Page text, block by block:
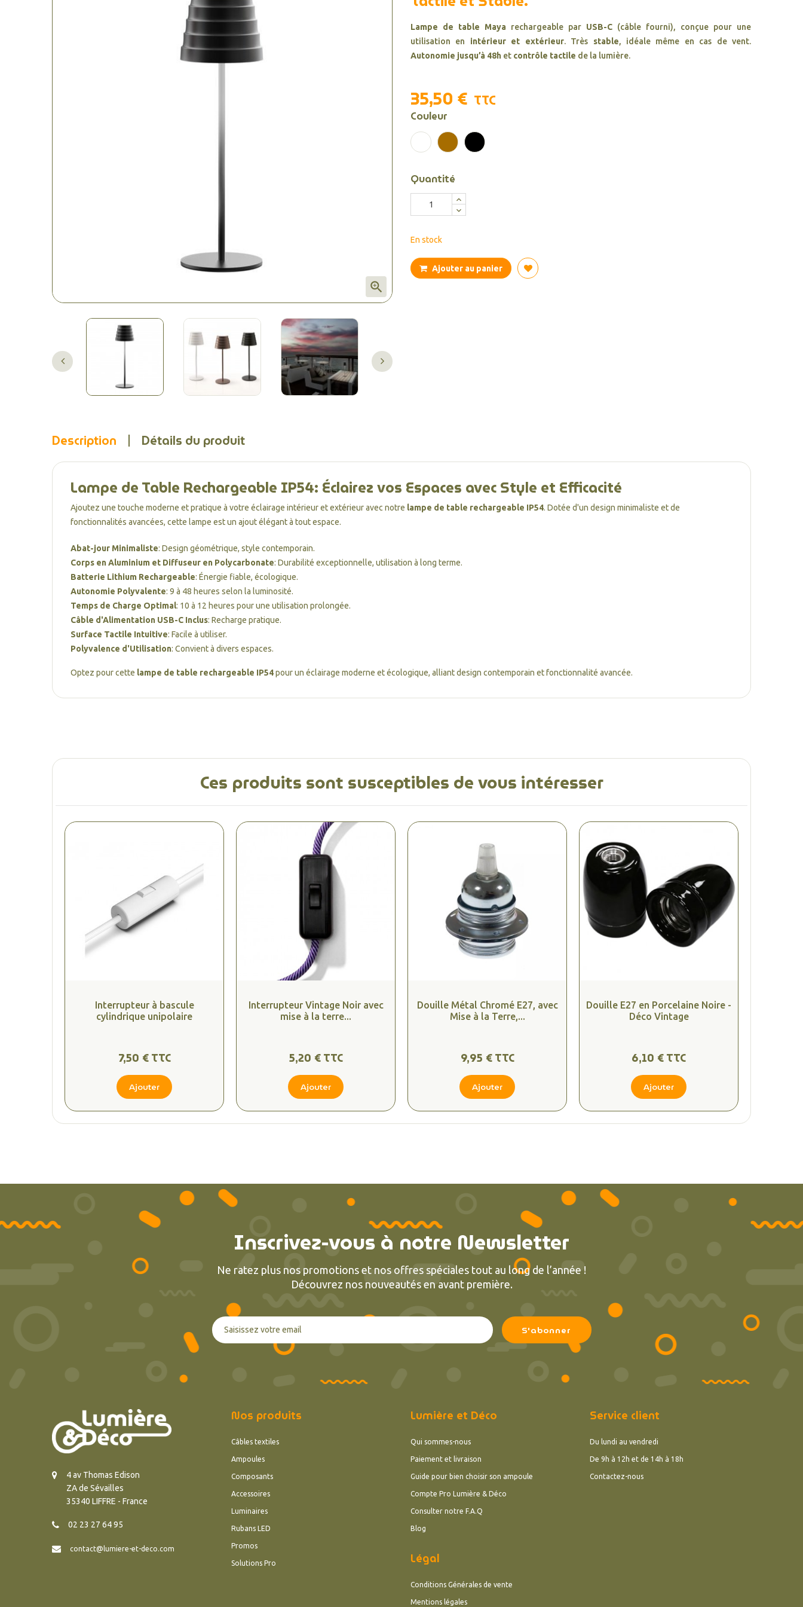

Lampe de table Maya rechargeable par USB-C (câble fourni), conçue pour une
utilisation en intérieur et extérieur. Très stable, idéale même en cas de vent.
Autonomie jusqu’à 48h et contrôle tactile de la lumière.
35,50 € TTC
Couleur
Blanc CognacNoir
Quantité
En stock
Ajouter au panier
Description Détails du produit
Lampe de Table Rechargeable IP54: Éclairez vos Espaces avec Style et Efficacité
Ajoutez une touche moderne et pratique à votre éclairage intérieur et extérieur avec notre lampe de table rechargeable IP54. Dotée d'un design minimaliste et de
fonctionnalités avancées, cette lampe est un ajout élégant à tout espace.
Abat-jour Minimaliste: Design géométrique, style contemporain.
Corps en Aluminium et Diffuseur en Polycarbonate: Durabilité exceptionnelle, utilisation à long terme.
Batterie Lithium Rechargeable: Énergie fiable, écologique.
Autonomie Polyvalente: 9 à 48 heures selon la luminosité.
Temps de Charge Optimal: 10 à 12 heures pour une utilisation prolongée.
Câble d'Alimentation USB-C Inclus: Recharge pratique.
Surface Tactile Intuitive: Facile à utiliser.
Polyvalence d'Utilisation: Convient à divers espaces.
Optez pour cette lampe de table rechargeable IP54pour un éclairage moderne et écologique, alliant design contemporain et fonctionnalité avancée.
Ces produits sont susceptibles de vous intéresser
Interrupteur à bascule
cylindrique unipolaire
7,50 € TTC
Ajouter
Interrupteur Vintage Noir avec
mise à la terre...
5,20 € TTC
Ajouter
Douille Métal Chromé E27, avec
Mise à la Terre,...
9,95 € TTC
Ajouter
Douille E27 en Porcelaine Noire -
Déco Vintage
6,10 € TTC
Ajouter
Inscrivez-vous à notre Newsletter
Ne ratez plus nos promotions et nos offres spéciales tout au long de l’année !
Découvrez nos nouveautés en avant première.
4 av Thomas Edison
ZA de Sévailles
35340 LIFFRE - France
02 23 27 64 95
contact@lumiere-et-deco.com
Nos produits
Câbles textiles
Ampoules
Composants
Accessoires
Luminaires
Rubans LED
Promos
Solutions Pro
Lumière et Déco
Qui sommes-nous
Paiement et livraison
Guide pour bien choisir son ampoule
Compte Pro Lumière & Déco
Consulter notre F.A.Q
Blog
Légal
Conditions Générales de vente
Mentions légales
Service client
Du lundi au vendredi
De 9h à 12h et de 14h à 18h
Contactez-nous